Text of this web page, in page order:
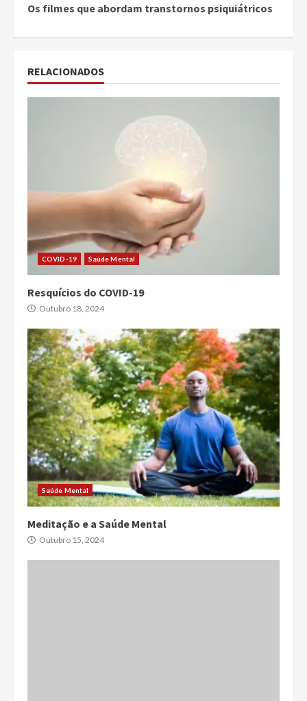
Os filmes que abordam transtornos psiquiátricos
RELACIONADOS
COVID-19 Saúde Mental
Resquícios do COVID-19
Outubro 18, 2024
Saúde Mental
Meditação e a Saúde Mental
Outubro 15, 2024